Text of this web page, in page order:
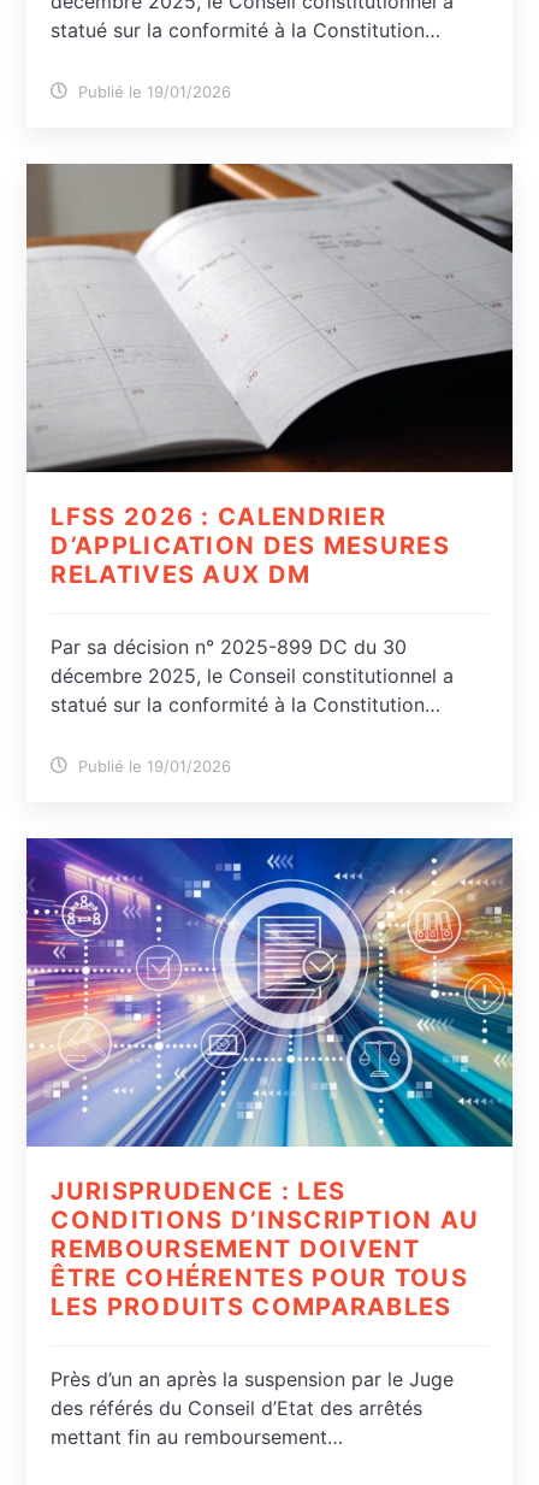
statué sur la conformité à la Constitution…
Publié le 19/01/2026
LFSS 2026 : CALENDRIER
D’APPLICATION DES MESURES
RELATIVES AUX DM
Par sa décision n° 2025-899 DC du 30
décembre 2025, le Conseil constitutionnel a
statué sur la conformité à la Constitution…
Publié le 19/01/2026
JURISPRUDENCE : LES
CONDITIONS D’INSCRIPTION AU
REMBOURSEMENT DOIVENT
ÊTRE COHÉRENTES POUR TOUS
LES PRODUITS COMPARABLES
Près d’un an après la suspension par le Juge
des référés du Conseil d’Etat des arrêtés
mettant fin au remboursement…